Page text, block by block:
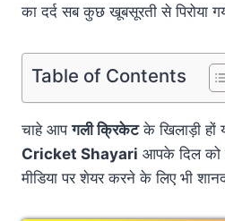
का दर्द सब कुछ खूबसूरती से पिरोया
Table of Contents
चाहे आपगली क्रिकेटके खिलाड़ी
Cricket Shayari आपके दिल को
मीडिया पर शेयर करने के लिए भी